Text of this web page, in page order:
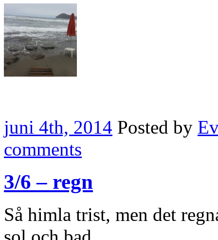
juni 4th, 2014 Posted by
comments
3/6 – regn
Så himla trist, men det